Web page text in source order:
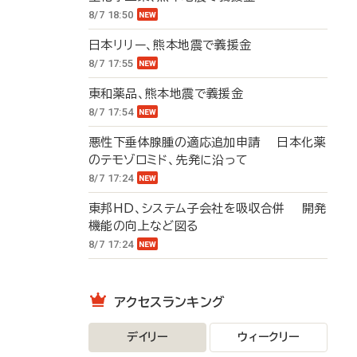
8/7 18:50
日本リリー、熊本地震で義援金
8/7 17:55
東和薬品、熊本地震で義援金
8/7 17:54
悪性下垂体腺腫の適応追加申請 日本化薬
のテモゾロミド、先発に沿って
8/7 17:24
東邦HD、システム子会社を吸収合併 開発
機能の向上など図る
8/7 17:24
アクセスランキング
デイリー ウィークリー